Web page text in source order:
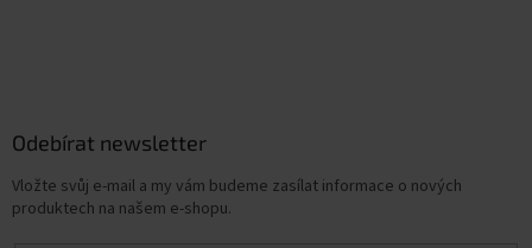
Odebírat newsletter
Vložte svůj e-mail a my vám budeme zasílat informace o nových
produktech na našem e-shopu.